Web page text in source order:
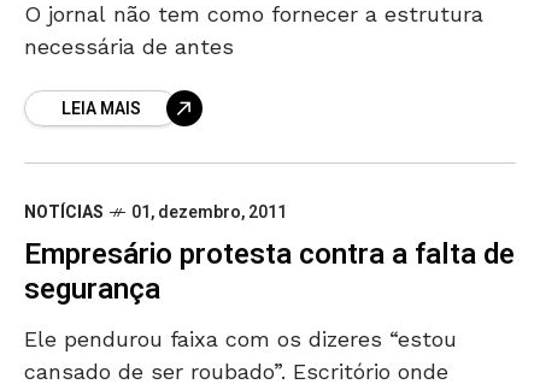
O jornal não tem como fornecer a estrutura
necessária de antes
LEIA MAIS
NOTÍCIAS 01, dezembro, 2011
Empresário protesta contra a falta de
segurança
Ele pendurou faixa com os dizeres “estou
cansado de ser roubado”. Escritório onde